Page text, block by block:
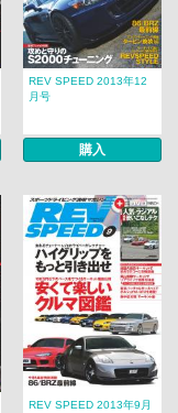
REV SPEED 2013年12
月号
購入
REV SPEED 2013年9月